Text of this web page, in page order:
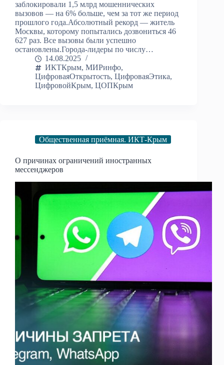
заблокировали 1,5 млрд мошеннических
вызовов — на 6% больше, чем за тот же период
прошлого года.Абсолютный рекорд — житель
Москвы, которому попытались дозвониться 46
627 раз. Все вызовы были успешно
остановлены.Города-лидеры по числу…
14.08.2025
ИКТКрым, МИРинфо,
ЦифроваяОткрытость, ЦифроваяЭтика,
ЦифровойКрым, ЦОПКрым
Общественная приёмная. ИКТ-Крым
О причинах ограничений иностранных
мессенджеров